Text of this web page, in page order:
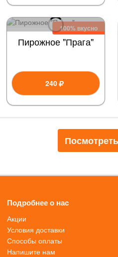
Пирожное "Прага"
240
100% вкусно
Подробнее о нас
Акции
Условия доставки
Способы оплаты
Напишите нам